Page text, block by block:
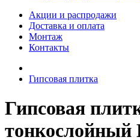
Акции и распродажи
Доставка и оплата
Монтаж
Контакты
Гипсовая плитка
Гипсовая
тонкослойный